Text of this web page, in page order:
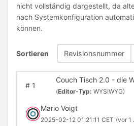
nicht vollständig dargestellt, da
nach Systemkonfiguration
können.
Sortieren Revisionsnummer
#1
Couch Tisch 2.0 - die
(Editor-Typ: WYSIWYG)
Mario Voigt
2025-02-12 01:21:11 CET (vor 1